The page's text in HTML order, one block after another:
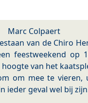
Marc Colpaert
van de Chiro
feestweekend op
van het
om mee te vieren,
ieder geval wel bij